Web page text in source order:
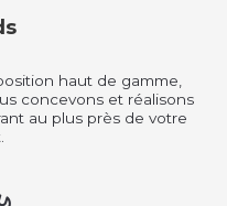
haut de gamme,
concevons et réalisons
au plus près de votre